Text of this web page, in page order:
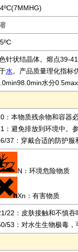
针状结晶体。熔点39-
水。产品质量理化指标
水分
：本物质残余物和容器
：避免排放到环境中。
37：穿戴合适的防护服
N：环境危险物质
Xn：有害物质
22：皮肤接触和不慎吞
53：对水生生物极毒，